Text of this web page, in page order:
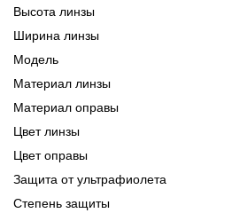
Высота линзы
Ширина линзы
Модель
Материал линзы
Материал оправы
Цвет линзы
Цвет оправы
Защита от ультрафиолета
Степень защиты